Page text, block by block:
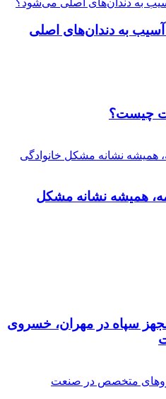
آسیب به دندان‌های اصلی
چیست؟
همیشه نشانه مشکل
سپاه در مهران، خسروی